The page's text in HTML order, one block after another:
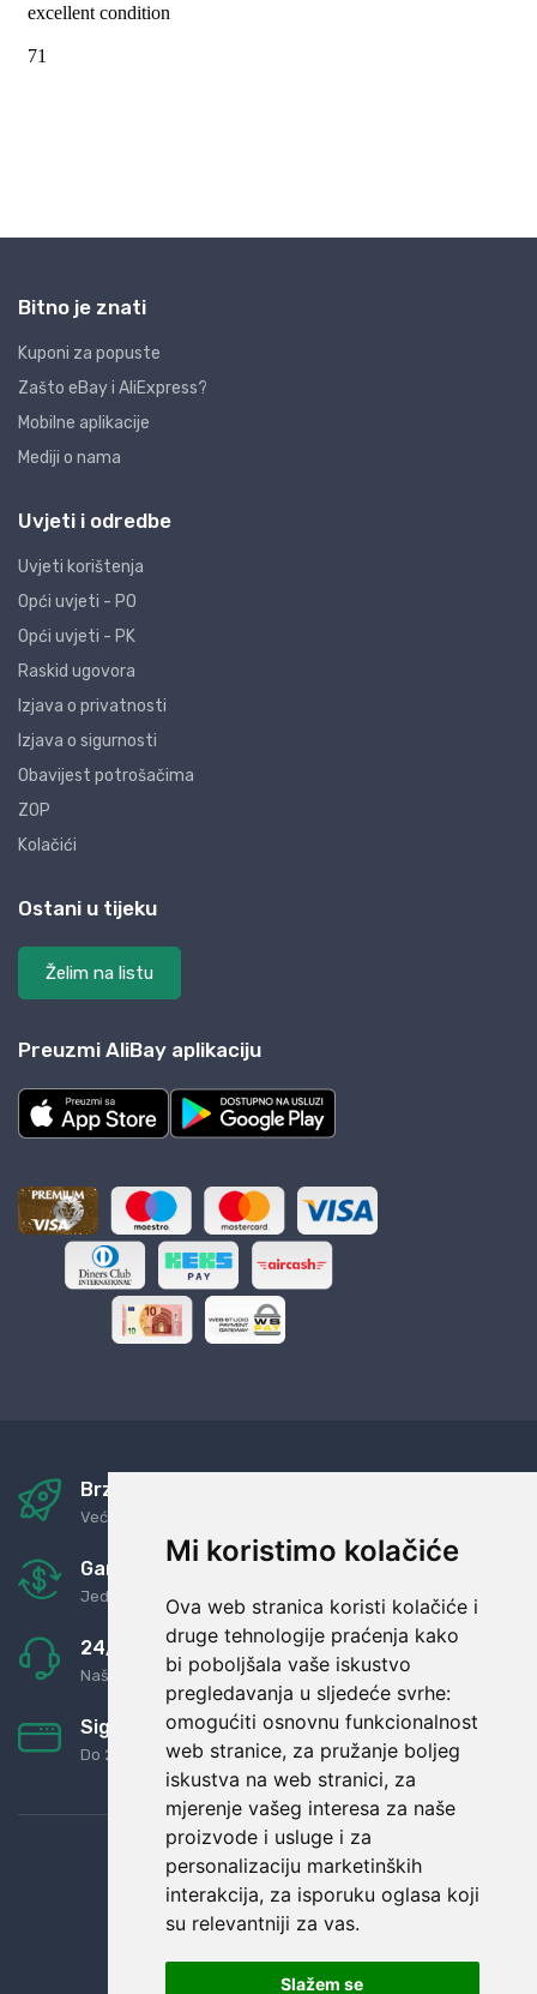
Mi koristimo kolačiće
Ova web stranica koristi kolačiće i
druge tehnologije praćenja kako
bi poboljšala vaše iskustvo
pregledavanja u sljedeće svrhe:
omogućiti osnovnu funkcionalnost
web stranice, za pružanje boljeg
iskustva na web stranici, za
mjerenje vašeg interesa za naše
proizvode i usluge i za
personalizaciju marketinških
interakcija, za isporuku oglasa koji
su relevantniji za vas.
Slažem se
Bitno je znati
Kuponi za popuste
Zašto eBay i AliExpress?
Mobilne aplikacije
Mediji o nama
Uvjeti i odredbe
Uvjeti korištenja
Opći uvjeti - PO
Opći uvjeti - PK
Raskid ugovora
Izjava o privatnosti
Izjava o sigurnosti
Obavijest potrošačima
ZOP
Kolačići
Ostani u tijeku
Želim na listu
Preuzmi AliBay aplikaciju
Brza i sigurna dostava
Već za nekoliko dana kod vas
Garancija u povrat novaca
Jednostavno pravilo: Roba za novac
24/7 odlična podrška
Naši agenti uvijek na raspolaganju
Sigurno obročno plaćanje
Do 24 rata bez kamata